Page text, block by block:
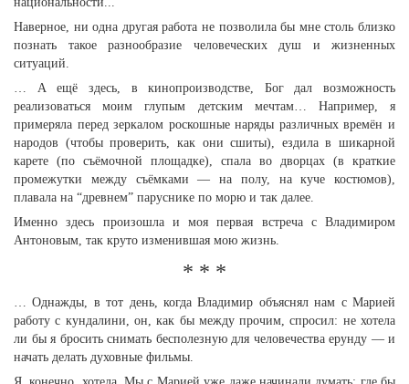
Наверное, ни одна другая работа не позволила бы мне столь близко
познать такое разнообразие человеческих душ и жизненных
ситуаций.
… А ещё здесь, в кинопроизводстве, Бог дал возможность
реализоваться моим глупым детским мечтам… Например, я
примеряла перед зеркалом роскошные наряды различных времён и
народов (чтобы проверить, как они сшиты), ездила в шикарной
карете (по съёмочной площадке), спала во дворцах (в краткие
промежутки между съёмками — на полу, на куче костюмов),
плавала на “древнем” паруснике по морю и так далее.
Именно здесь произошла и моя первая встреча с Владимиром
Антоновым, так круто изменившая мою жизнь.
* * *
… Однажды, в тот день, когда Владимир объяснял нам с Марией
работу с кундалини, он, как бы между прочим, спросил: не хотела
ли бы я бросить снимать бесполезную для человечества ерунду — и
начать делать духовные фильмы.